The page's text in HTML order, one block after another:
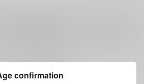
confirmation